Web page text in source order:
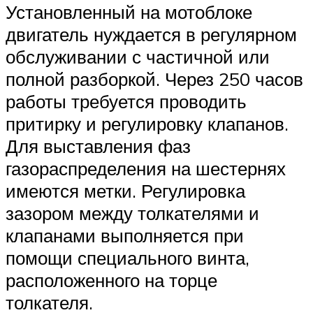
Установленный на мотоблоке
двигатель нуждается в регулярном
обслуживании с частичной или
полной разборкой. Через 250 часов
работы требуется проводить
притирку и регулировку клапанов.
Для выставления фаз
газораспределения на шестернях
имеются метки. Регулировка
зазором между толкателями и
клапанами выполняется при
помощи специального винта,
расположенного на торце
толкателя.